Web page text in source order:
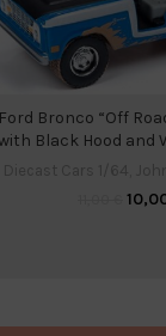
Bronco “Off
Black Hood and